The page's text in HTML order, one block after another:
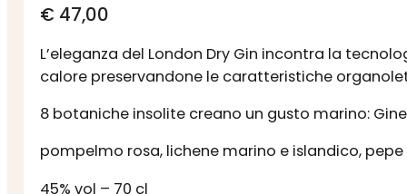
€ 47,00
L’eleganza del London Dry Gin incontra la
calore preservandone le caratteristiche
8 botaniche insolite creano un gusto marino:
pompelmo rosa, lichene marino e islandico,
45% vol – 70 cl